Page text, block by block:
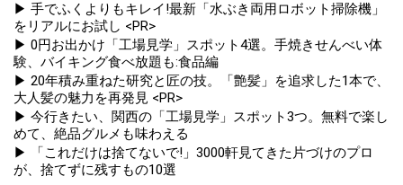
▶ 手でふくよりもキレイ!最新「水ぶき両用ロボット掃除機」
をリアルにお試し <PR>
▶ 0円お出かけ「工場見学」スポット4選。手焼きせんべい体
験、バイキング食べ放題も:食品編
▶ 20年積み重ねた研究と匠の技。「艶髪」を追求した1本で、
大人髪の魅力を再発見 <PR>
▶ 今行きたい、関西の「工場見学」スポット3つ。無料で楽し
めて、絶品グルメも味わえる
▶ 「これだけは捨てないで!」3000軒見てきた片づけのプロ
が、捨てずに残すもの10選